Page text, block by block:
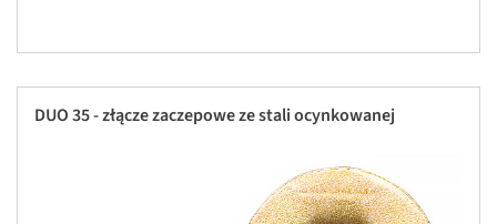
DUO 35 - złącze zaczepowe ze stali ocynkowanej